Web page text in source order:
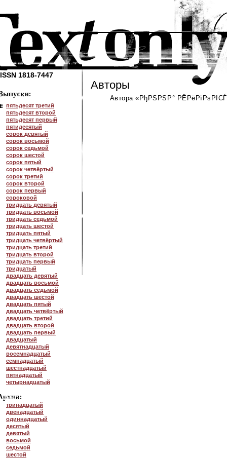
ISSN 1818-7447
пятьдесят третий
пятьдесят второй
пятьдесят первый
пятидесятый
сорок девятый
сорок восьмой
сорок седьмой
сорок шестой
сорок пятый
сорок четвёртый
сорок третий
сорок второй
сорок первый
сороковой
тридцать девятый
тридцать восьмой
тридцать седьмой
тридцать шестой
тридцать пятый
тридцать четвёртый
тридцать третий
тридцать второй
тридцать первый
тридцатый
двадцать девятый
двадцать восьмой
двадцать седьмой
двадцать шестой
двадцать пятый
двадцать четвёртый
двадцать третий
двадцать второй
двадцать первый
двадцатый
девятнадцатый
восемнадцатый
семнадцатый
шестнадцатый
пятнадцатый
четырнадцатый
тринадцатый
двенадцатый
одиннадцатый
десятый
девятый
восьмой
седьмой
шестой
Авторы
Автора «РђРЅРЅР°